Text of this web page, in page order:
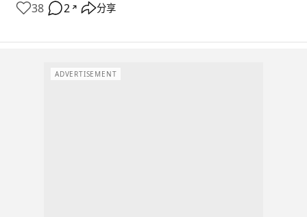
38 2 ↗ 分享
ADVERTISEMENT